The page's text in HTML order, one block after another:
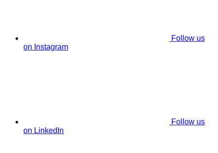
Follow us
on Instagram
Follow us
on LinkedIn